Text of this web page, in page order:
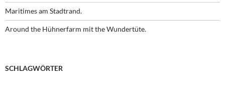
Maritimes am Stadtrand.
Around the Hühnerfarm mit the Wundertüte.
SCHLAGWÖRTER